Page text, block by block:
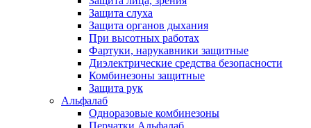
Защита слуха
Защита органов дыхания
При высотных работах
Фартуки, нарукавники защитные
Диэлектрические средства безопасности
Комбинезоны защитные
Защита рук
Альфалаб
Одноразовые комбинезоны
Перчатки Альфалаб